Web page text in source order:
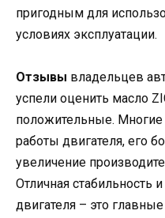
пригодным для
условиях эксплуатации.
Отзывы владельцев
успели оценить масло
положительные.
работы двигателя, его
увеличение
Отличная стабильность
двигателя – это